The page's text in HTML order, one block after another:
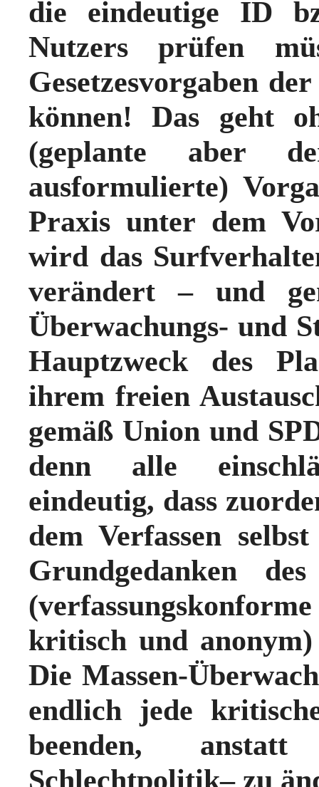
die eindeutige ID
Nutzers prüfen
Gesetzesvorgaben
können!Das geht
(geplante aber
ausformulierte)
Praxis unter dem
wird das
verändert – und
Überwachungs- und
Hauptzweck des
ihrem freien
gemäß Union und
denn alle
eindeutig, dass
dem Verfassen
Grundgedanken
kritisch und
Die Massen-
endlich jede
beenden,
Schlechtpolitik– zu